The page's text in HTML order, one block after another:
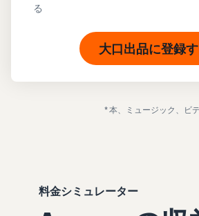
る
大口出品に登録
* 本、ミュージック、ビ
料金シミュレーター